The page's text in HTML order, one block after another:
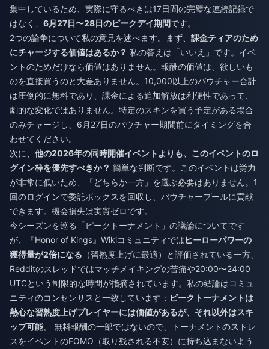
集中しているため、実際に守るべきは17日間の完璧な連続記録で
はなく、 6月27日〜28日のピークデイ期間です。
2つの論争について私の意見を述べます。まず、 課金ティアのため
にチャージする価値はあるか？ 私の答えは「いいえ」です。イベ
ントのためだけなら価値はありません。報酬の価値は、欲しいも
のを直接買うのと大差ありません。10,000以上のバウチャー合計
は圧倒的に無料であり、課金による追加解放は利便性であって、
劇的な変化ではありません。特定のスキンを買う予定がある場合
のみチャージし、6月27日のバウチャー期間前にタイミングを合
わせてください。
次に、 他の2026年の同時開催イベントよりも、このイベントのロ
グイン枠を優先すべきか？ 簡単な判断です。このイベントは労力
が非常に低いため、「どちらか一方」を選ぶ必要はありません。1
回のログインで委託ボックスを回収し、バウチャープールに貢献
できます。機会損失は実質ゼロです。
今シーズンを巡る「ピークトーナメント」の議論についてです
が、『Honor of Kings』Wikiコミュニティではヒーローパワーの
獲得量が2倍になる （習熟度上げに最適）と評価されている一方、
Redditのスレッドではマッチメイキングの苦痛や20:00〜24:00
UTCという制限的な時間が指摘されています。私の結論はコミュ
ニティのコンセンサスと一致しています： ピークトーナメントは
熱心な習熟度上げプレイヤーには価値があるが、それ以外はスキ
ップ可能。
無料報酬の一部ではないので、トーナメントのストレ
スをイベントのFOMO（取り残される不安）に持ち込まないよう